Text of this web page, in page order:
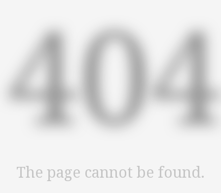
The page cannot be found.